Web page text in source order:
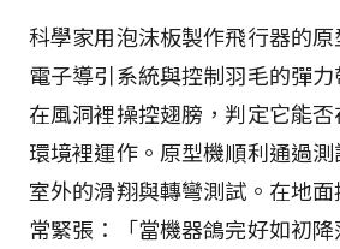
科學家用泡沫板製作飛行器的
電子導引系統與控制羽毛的彈
在風洞裡操控翅膀，判定它能
環境裡運作。原型機順利通過
室外的滑翔與轉彎測試。在地
常緊張：「當機器鴿完好如初